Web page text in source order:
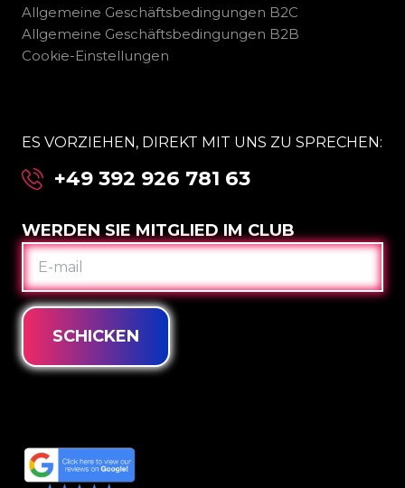
Allgemeine Geschäftsbedingungen B2C
Allgemeine Geschäftsbedingungen B2B
Cookie-Einstellungen
ES VORZIEHEN, DIREKT MIT UNS ZU SPRECHEN:
+49 392 926 781 63
WERDEN SIE MITGLIED IM CLUB
E-
MAIL
SCHICKEN